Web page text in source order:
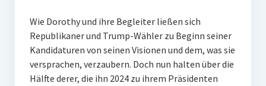
Wie Dorothy und ihre Begleiter ließen sich
Republikaner und Trump-Wähler zu Beginn seiner
Kandidaturen von seinen Visionen und dem, was sie
versprachen, verzaubern. Doch nun halten über die
Hälfte derer, die ihn 2024 zu ihrem Präsidenten